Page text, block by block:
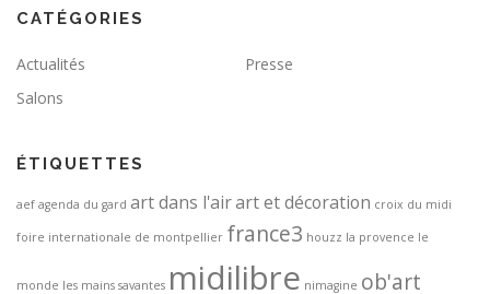
CATÉGORIES
Actualités
Presse
Salons
ÉTIQUETTES
aef agenda du gard art dans l'airart et décoration croix du midi
foire internationale de montpellier france3 houzz la provence le
monde les mains savantes midilibre nimagine ob'art